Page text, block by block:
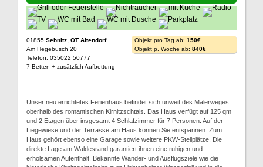
01855 Sebnitz, OT Altendorf
Am Hegebusch 20
Telefon: 035022 50777
7 Betten + zusätzlich Aufbettung
Objekt pro Tag ab: 150€
Objekt p. Woche ab: 840€
Unser neu errichtetes Ferienhaus befindet sich unweit des Malerweges
oberhalb des romantischen Kirnitzschtals. Das Haus verfügt auf 125 qm
und 2 Etagen über insgesamt 4 Schlafzimmer für 7 Personen. Auf der
Liegewiese und der Terrasse am Haus können Sie entspannen. Zum
Haus gehört ebenso eine Garage sowie weitere PKW-Stellplätze. Die
direkte Lage am Waldesrand garantiert ihnen eine ruhigen und
erholsamen Aufenthalt. Bekannte Wander- und Ausflugsziele wie die